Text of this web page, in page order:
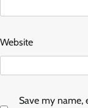
Website
Save my name,